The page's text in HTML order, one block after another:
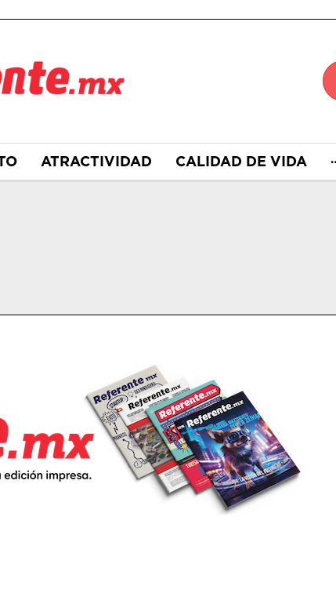
ATRACTIVIDAD CALIDAD DE VIDA